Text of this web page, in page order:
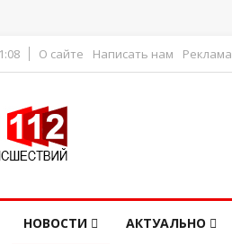
О сайте Написать нам Реклама
НОВОСТИ АКТУАЛЬНО